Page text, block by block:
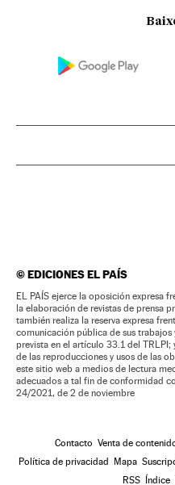
©EDICIONES EL PAÍS
EL PAÍS ejerce la oposición expresa
la elaboración de revistas de prensa
también realiza la reserva expresa
comunicación pública de sus
prevista en el artículo 33.1 del TRLPI;
de las reproducciones y usos de las
este sitio web a medios de lectura
adecuados a tal fin de conformidad
24/2021, de 2 de noviembre
Contacto Venta de
Política de privacidad
Mapa
RSS
Índice